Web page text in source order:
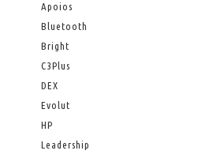
Apoios
Bluetooth
Bright
C3Plus
DEX
Evolut
HP
Leadership